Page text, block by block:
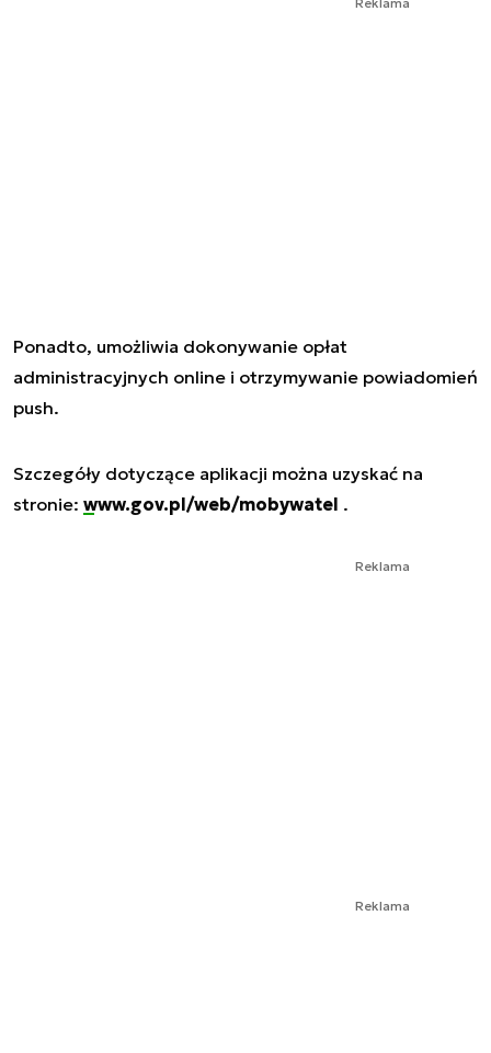
Ponadto, umożliwia dokonywanie opłat
administracyjnych online i otrzymywanie powiadomień
push.
Szczegóły dotyczące aplikacji można uzyskać na
stronie: www.gov.pl/web/mobywatel .
Reklama
Reklama